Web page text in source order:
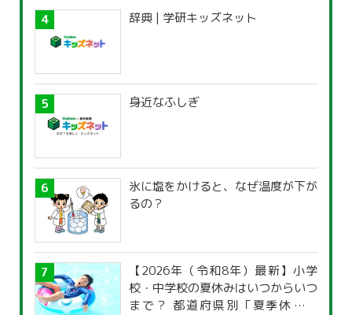
辞典 | 学研キッズネット
身近なふしぎ
氷に塩をかけると、なぜ温度が下が
るの？
【2026年（令和8年）最新】小学
校・中学校の夏休みはいつからいつ
まで？ 都道府県別「夏季休暇一